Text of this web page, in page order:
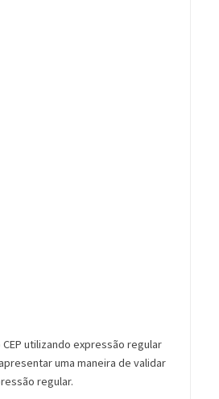
utilizando expressão regular
uma maneira de validar
regular.